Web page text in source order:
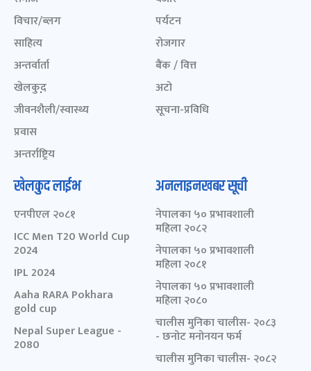
विचार/ब्लग
साहित्य
अन्तर्वार्ता
खेलकुद़़
जीवनशैली/स्वास्थ्य
प्रवास
अन्तर्राष्ट्रिय
पर्यटन
रोजगार
बैंक / वित्त
अटो
सूचना-प्रविधि
खेलकुद लाईभ
एनपीएल २०८१
ICC Men T20 World Cup
2024
IPL 2024
Aaha RARA Pokhara
gold cup
Nepal Super League -
2080
अनलाइनखबर सूची
नेपालका ५० प्रभावशाली
महिला २०८२
नेपालका ५० प्रभावशाली
महिला २०८१
नेपालका ५० प्रभावशाली
महिला २०८०
चालीस मुनिका चालीस- २०८३
- छनोट मनोनयन फर्म
चालीस मुनिका चालीस- २०८२